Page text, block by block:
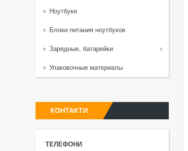
Ноутбуки
Блоки питания ноутбуков
Зарядные, батарейки
Упаковочные материалы
КОНТАКТИ